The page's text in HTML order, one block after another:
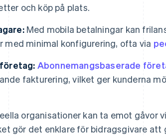
och köp på plats.
Med mobila betalningar kan
med minimal konfigurering, ofta via
Abonnemangsbaserade
fakturering, vilket ger kunderna
organisationer kan ta emot gåvor
gör det enklare för bidragsgivare att